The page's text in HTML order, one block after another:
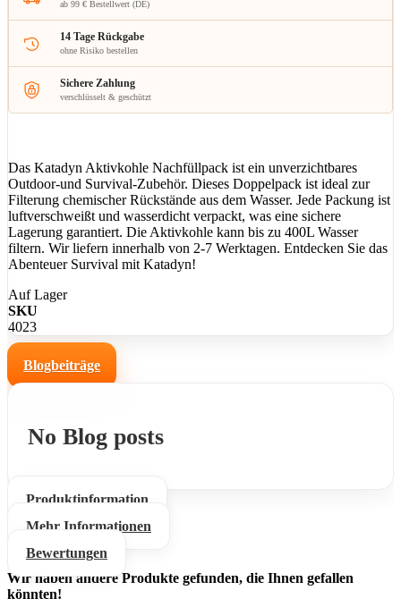
ab 99 € Bestellwert (DE)
14 Tage Rückgabe
ohne Risiko bestellen
Sichere Zahlung
verschlüsselt & geschützt
Das Katadyn Aktivkohle Nachfüllpack ist ein unverzichtbares
Outdoor-und Survival-Zubehör. Dieses Doppelpack ist ideal zur
Filterung chemischer Rückstände aus dem Wasser. Jede Packung ist
luftverschweißt und wasserdicht verpackt, was eine sichere
Lagerung garantiert. Die Aktivkohle kann bis zu 400L Wasser
filtern. Wir liefern innerhalb von 2-7 Werktagen. Entdecken Sie das
Abenteuer Survival mit Katadyn!
Auf Lager
SKU
4023
Blogbeiträge
No Blog posts
Produktinformation
Mehr Informationen
Bewertungen
Wir haben andere Produkte gefunden, die Ihnen gefallen
könnten!